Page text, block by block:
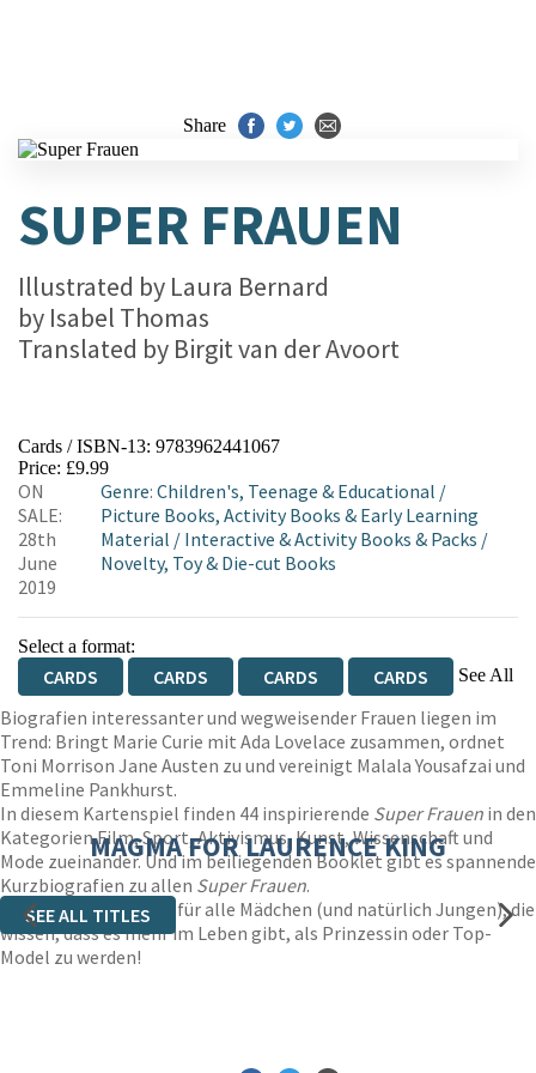
Share
SUPER FRAUEN
Illustrated by Laura Bernard
by Isabel Thomas
Translated by Birgit van der Avoort
Cards / ISBN-13: 9783962441067
Price: £9.99
ON
SALE:
28th
June
2019
Genre: Children's, Teenage & Educational /
Picture Books, Activity Books & Early Learning
Material / Interactive & Activity Books & Packs /
Novelty, Toy & Die-cut Books
Select a format:
CARDS CARDS CARDS CARDS See All
CARDS
Biografien interessanter und wegweisender Frauen liegen im
Trend: Bringt Marie Curie mit Ada Lovelace zusammen, ordnet
Toni Morrison Jane Austen zu und vereinigt Malala Yousafzai und
Emmeline Pankhurst.
In diesem Kartenspiel finden 44 inspirierende Super Frauen in den
Kategorien Film, Sport, Aktivismus, Kunst, Wissenschaft und
Mode zueinander. Und im beiliegenden Booklet gibt es spannende
Kurzbiografien zu allen Super Frauen.
Ein großartiges Spiel für alle Mädchen (und natürlich Jungen), die
wissen, dass es mehr im Leben gibt, als Prinzessin oder Top-
Model zu werden!
MAGMA FOR LAURENCE KING
SEE ALL TITLES